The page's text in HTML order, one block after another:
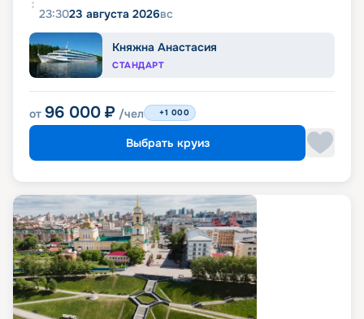
23:3023 августа 2026вс
Княжна Анастасия
СТАНДАРТ
от 96 000 ₽ /чел +1 000
Выбрать круиз